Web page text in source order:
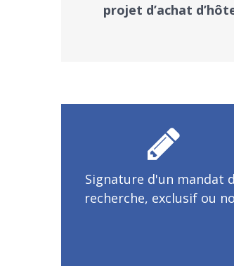
projet d’achat
Signature d'un mandat
recherche, exclusif ou